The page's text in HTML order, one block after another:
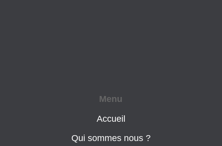
Menu
Accueil
Qui sommes nous ?